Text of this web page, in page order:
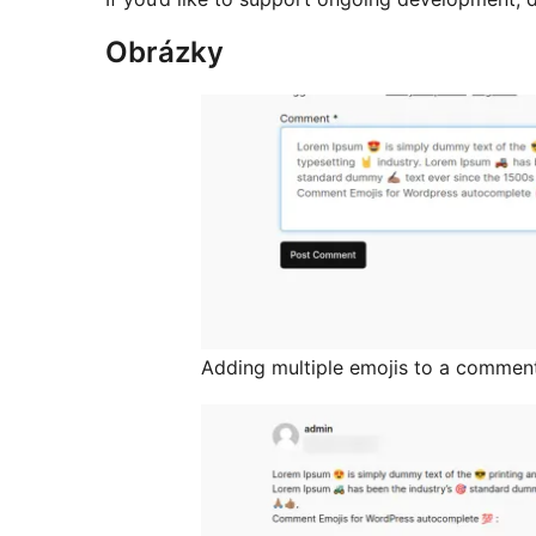
Obrázky
Adding multiple emojis to a